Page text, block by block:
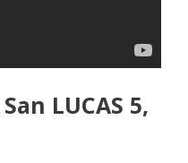
LUCAS 5,